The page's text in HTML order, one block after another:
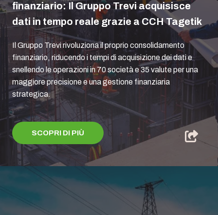
finanziario: Il Gruppo Trevi acquisisce
dati in tempo reale grazie a CCH Tagetik
Il Gruppo Trevi rivoluziona il proprio consolidamento
finanziario, riducendo i tempi di acquisizione dei dati e
snellendo le operazioni in 70 società e 35 valute per una
maggiore precisione e una gestione finanziaria
strategica.
SCOPRI DI PIÙ